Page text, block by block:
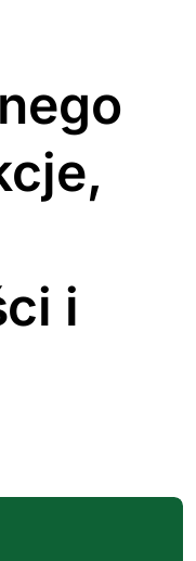
i